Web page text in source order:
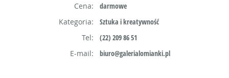
Cena:
darmowe
Kategoria:
Sztuka i kreatywność
Tel:
(22) 209 86 51
E-mail:
biuro@galerialomianki.pl